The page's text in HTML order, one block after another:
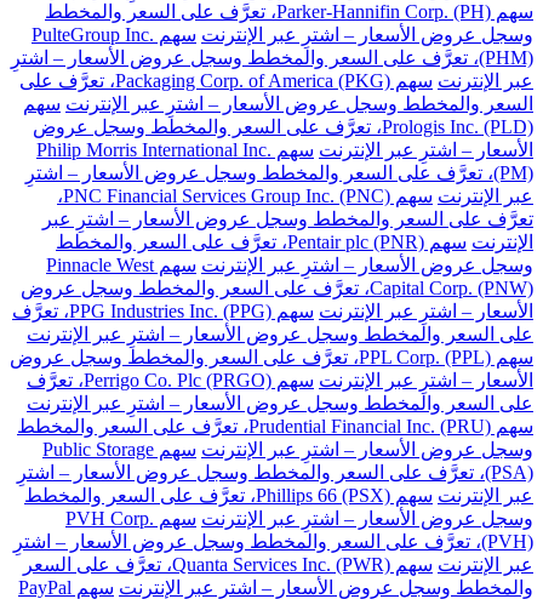
سهم Parker-Hannifin Corp. (PH)، تعرَّف على السعر والمخطط
وسجل عروض الأسعار – اشترِ عبر الإنترنت
سهم PulteGroup Inc.
(PHM)، تعرَّف على السعر والمخطط وسجل عروض الأسعار – اشترِ
عبر الإنترنت
سهم Packaging Corp. of America (PKG)، تعرَّف على
السعر والمخطط وسجل عروض الأسعار – اشترِ عبر الإنترنت سهم
Prologis Inc. (PLD)، تعرَّف على السعر والمخطط وسجل عروض
الأسعار – اشترِ عبر الإنترنت
سهم Philip Morris International Inc.
(PM)، تعرَّف على السعر والمخطط وسجل عروض الأسعار – اشترِ
عبر الإنترنت
سهم PNC Financial Services Group Inc. (PNC)،
تعرَّف على السعر والمخطط وسجل عروض الأسعار – اشترِ عبر
الإنترنت
سهم Pentair plc (PNR)، تعرَّف على السعر والمخطط
وسجل عروض الأسعار – اشترِ عبر الإنترنت
سهم Pinnacle West
Capital Corp. (PNW)، تعرَّف على السعر والمخطط وسجل عروض
الأسعار – اشترِ عبر الإنترنت
سهم PPG Industries Inc. (PPG)، تعرَّف
على السعر والمخطط وسجل عروض الأسعار – اشترِ عبر الإنترنت
سهم PPL Corp. (PPL)، تعرَّف على السعر والمخطط وسجل عروض
الأسعار – اشترِ عبر الإنترنت
سهم Perrigo Co. Plc (PRGO)، تعرَّف
على السعر والمخطط وسجل عروض الأسعار – اشترِ عبر الإنترنت
سهم Prudential Financial Inc. (PRU)، تعرَّف على السعر والمخطط
وسجل عروض الأسعار – اشترِ عبر الإنترنت
سهم Public Storage
(PSA)، تعرَّف على السعر والمخطط وسجل عروض الأسعار – اشترِ
عبر الإنترنت
سهم Phillips 66 (PSX)، تعرَّف على السعر والمخطط
وسجل عروض الأسعار – اشترِ عبر الإنترنت
سهم PVH Corp.
(PVH)، تعرَّف على السعر والمخطط وسجل عروض الأسعار – اشترِ
عبر الإنترنت
سهم Quanta Services Inc. (PWR)، تعرَّف على السعر
والمخطط وسجل عروض الأسعار – اشترِ عبر الإنترنت
سهم PayPal